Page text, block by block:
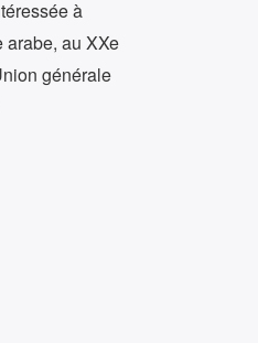
à
arabe, au XXe
générale